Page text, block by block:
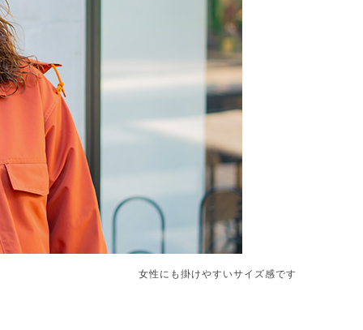
女性にも掛けやすいサイズ感です